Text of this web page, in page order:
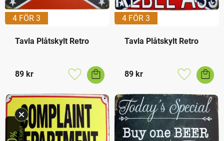
4 FÖR 3
Tavla Plåtskylt Retro
89 kr
Lägg till i favoriter
4 FÖR 3
Tavla Plåtskylt Retro
89 kr
Lägg till i